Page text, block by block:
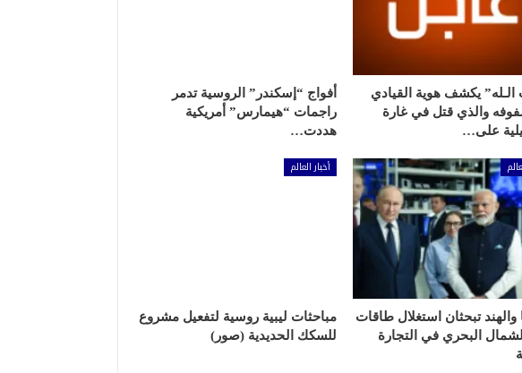
يكشف هوية القيادي
والذي قتل في غارة
على…
أفواج “إسكندر” الروسية تدمر
راجمات “هيمارس” أمريكية
هددت…
والهند تبحثان استغلال طاقات
البحري في التجارة
أخبار العالم
مباحثات ليبية روسية لتفعيل مشروع
للسكك الحديدية (صور)